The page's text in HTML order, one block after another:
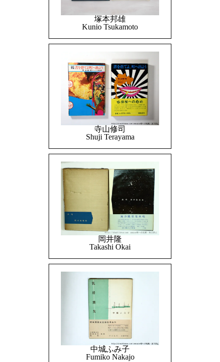
塚本邦雄
Kunio Tsukamoto
寺山修司
Shuji Terayama
岡井隆
Takashi Okai
中城ふみ子
Fumiko Nakajo